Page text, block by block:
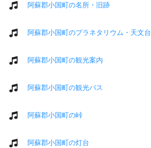
阿蘇郡小国町の名所・旧跡
阿蘇郡小国町のプラネタリウム・天文台
阿蘇郡小国町の観光案内
阿蘇郡小国町の観光バス
阿蘇郡小国町の峠
阿蘇郡小国町の灯台